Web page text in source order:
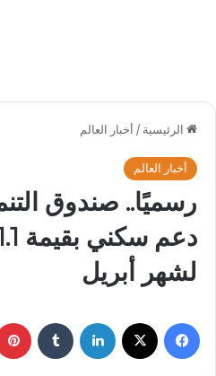
الرئيسية / أخبار العالم
أخبار العالم
رسميًا.. صندوق
لشهر أبريل
فيسبوك لينكدإن